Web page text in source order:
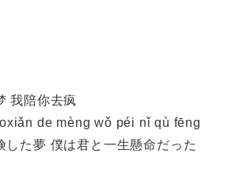
我陪你去疯
de mèng wǒ péi nǐ qù fēng
した夢 僕は君と一生懸命だった